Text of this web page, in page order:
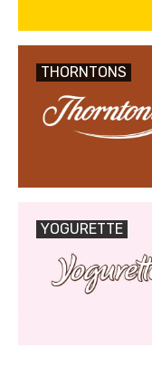
THORNTONS
YOGURETTE